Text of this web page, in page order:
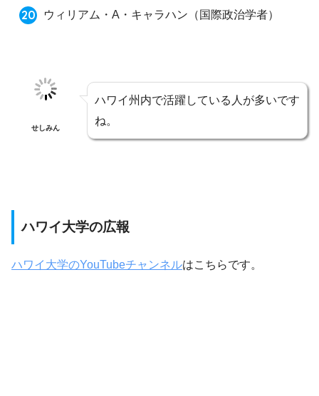
ウィリアム・A・キャラハン（国際政治学者）
せしみん
ハワイ州内で活躍している人が多いです
ね。
ハワイ大学の広報
ハワイ大学のYouTubeチャンネルはこちらです。